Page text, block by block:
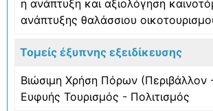
η ανάπτυξη και αξιολόγηση
ανάπτυξης θαλάσσιου
Τομείς έξυπνης εξειδίκευσης
Βιώσιμη Χρήση Πόρων (Περιβάλλον
Ευφυής Τουρισμός - Πολιτισμός